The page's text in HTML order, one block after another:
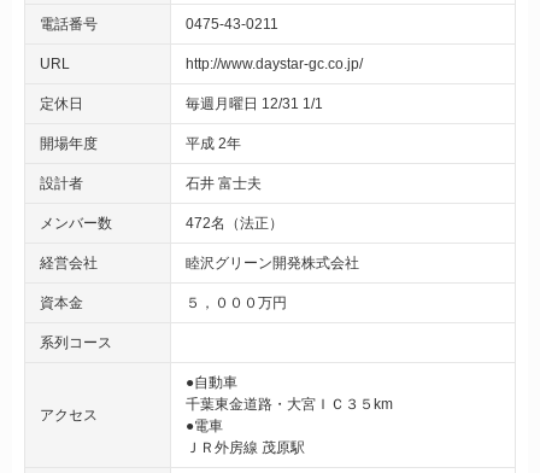
電話番号 0475-43-0211
URL http://www.daystar-gc.co.jp/
定休日 毎週月曜日 12/31 1/1
開場年度 平成 2年
設計者 石井 富士夫
メンバー数 472名（法正）
経営会社 睦沢グリーン開発株式会社
資本金 ５，０００万円
系列コース
アクセス
●自動車
千葉東金道路・大宮ＩＣ３５km
●電車
ＪＲ外房線 茂原駅